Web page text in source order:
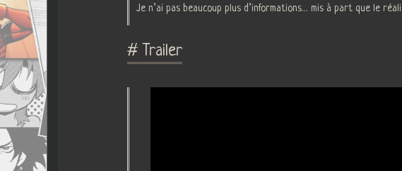
Je n’ai pas beaucoup plus d’informations… mis à part que le
# Trailer